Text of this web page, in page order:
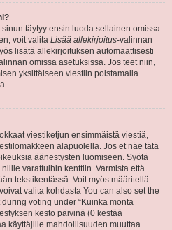
täytyy ensin luoda sellainen omissa
voit valita Lisää allekirjoitus-valinnan
lisätä allekirjoituksen automaattisesti
omissa asetuksissa. Jos teet niin,
yksittäiseen viestiin poistamalla
viestiketjun ensimmäistä viestiä,
alapuolella. Jos et näe tätä
äänestysten luomiseen. Syötä
varattuihin kenttiin. Varmista että
tekstikentässä. Voit myös määritellä
valita kohdasta You can also set the
voting under “Kuinka monta
kesto päivinä (0 kestää
käyttäjille mahdollisuuden muuttaa